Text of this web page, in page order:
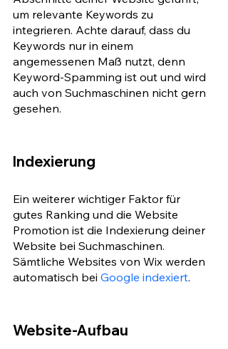
um relevante Keywords zu
integrieren. Achte darauf, dass du
Keywords nur in einem
angemessenen Maß nutzt, denn
Keyword-Spamming ist out und wird
auch von Suchmaschinen nicht gern
gesehen.
Indexierung
Ein weiterer wichtiger Faktor für
gutes Ranking und die Website
Promotion ist die Indexierung deiner
Website bei Suchmaschinen.
Sämtliche Websites von Wix werden
automatisch bei Google indexiert.
Website-Aufbau